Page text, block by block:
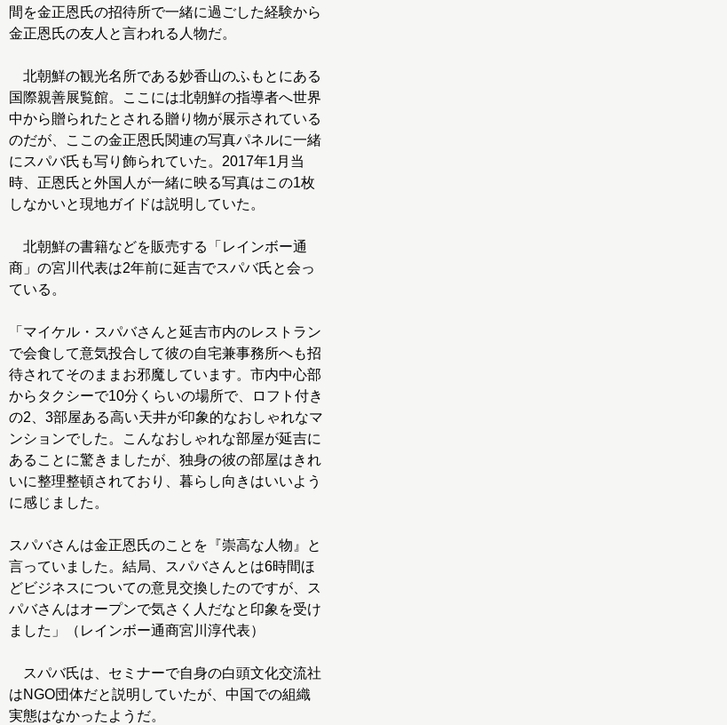
間を金正恩氏の招待所で一緒に過ごした経験から
金正恩氏の友人と言われる人物だ。
北朝鮮の観光名所である妙香山のふもとにある
国際親善展覧館。ここには北朝鮮の指導者へ世界
中から贈られたとされる贈り物が展示されている
のだが、ここの金正恩氏関連の写真パネルに一緒
にスパバ氏も写り飾られていた。2017年1月当
時、正恩氏と外国人が一緒に映る写真はこの1枚
しなかいと現地ガイドは説明していた。
北朝鮮の書籍などを販売する「レインボー通
商」の宮川代表は2年前に延吉でスパバ氏と会っ
ている。
「マイケル・スパバさんと延吉市内のレストラン
で会食して意気投合して彼の自宅兼事務所へも招
待されてそのままお邪魔しています。市内中心部
からタクシーで10分くらいの場所で、ロフト付き
の2、3部屋ある高い天井が印象的なおしゃれなマ
ンションでした。こんなおしゃれな部屋が延吉に
あることに驚きましたが、独身の彼の部屋はきれ
いに整理整頓されており、暮らし向きはいいよう
に感じました。
スパバさんは金正恩氏のことを『崇高な人物』と
言っていました。結局、スパバさんとは6時間ほ
どビジネスについての意見交換したのですが、ス
パバさんはオープンで気さく人だなと印象を受け
ました」（レインボー通商宮川淳代表）
スパバ氏は、セミナーで自身の白頭文化交流社
はNGO団体だと説明していたが、中国での組織
実態はなかったようだ。